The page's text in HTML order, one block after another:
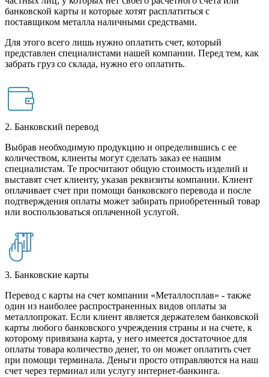
банковской карты и которые хотят расплатиться с
поставщиком металла наличными средствами.
Для этого всего лишь нужно оплатить счет, который
представлен специалистами нашей компании. Перед тем, как
забрать груз со склада, нужно его оплатить.
2. Банковский перевод
Выбрав необходимую продукцию и определившись с ее
количеством, клиенты могут сделать заказ ее нашим
специалистам. Те просчитают общую стоимость изделий и
выставят счет клиенту, указав реквизиты компании. Клиент
оплачивает счет при помощи банковского перевода и после
подтверждения оплаты может забирать приобретенный товар
или воспользоваться оплаченной услугой.
3. Банковские карты
Перевод с карты на счет компании «Металлосплав» - также
один из наиболее распространенных видов оплаты за
металлопрокат. Если клиент является держателем банковской
карты любого банковского учреждения страны и на счете, к
которому привязана карта, у него имеется достаточное для
оплаты товара количество денег, то он может оплатить счет
при помощи терминала. Деньги просто отправляются на наш
счет через терминал или услугу интернет-банкинга.